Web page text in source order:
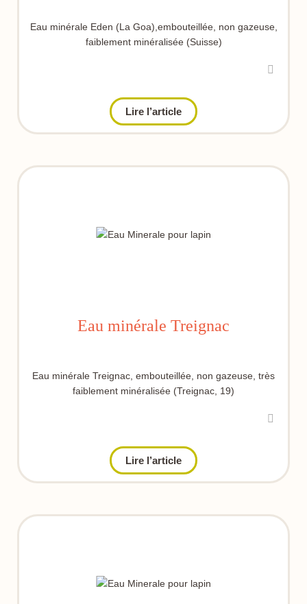
Eau minérale Eden (La Goa),embouteillée, non gazeuse,
faiblement minéralisée (Suisse)
Lire l’article
Eau minérale Treignac
Eau minérale Treignac, embouteillée, non gazeuse, très
faiblement minéralisée (Treignac, 19)
Lire l’article